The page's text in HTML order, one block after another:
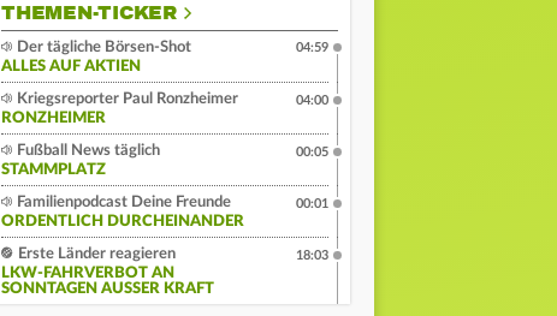
THEMEN-TICKER
Der tägliche Börsen-Shot
ALLES AUF AKTIEN
04:59
Kriegsreporter Paul Ronzheimer
RONZHEIMER
04:00
Fußball News täglich
STAMMPLATZ
00:05
Familienpodcast Deine Freunde
ORDENTLICH DURCHEINANDER
00:01
Erste Länder reagieren
LKW-FAHRVERBOT AN
SONNTAGEN AUSSER KRAFT
18:03